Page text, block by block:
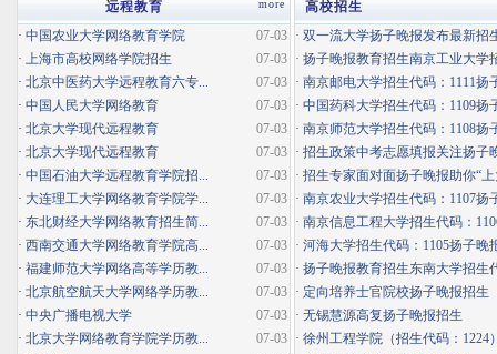
高校招生
· 双一流大学扬子晚报发布最新招
· 扬子晚报教育招生南京工业大学
· 南京邮电大学招生代码：1111扬
· 中国药科大学招生代码：1109扬
· 南京师范大学招生代码：1108扬
· 招生政策中考志愿填报关注扬子
· 招生专家面对面扬子晚报助你“上
· 南京农业大学招生代码：1107扬
· 南京信息工程大学招生代码：
· 河海大学招生代码：1105扬子晚
· 扬子晚报教育招生东南大学招生
· 定向培养士官院校扬子晚报招生
· 无锡慧源高复扬子晚报招生
· 徐州工程学院（招生代码：1224
more
远程教育
07-03
· 中国农业大学网络教育学院
07-03
· 上海市高校网络学院招生
07-03
· 北京中医药大学远程教育六专...
07-03
· 中国人民大学网络教育
07-03
· 北京大学现代远程教育
07-03
· 北京大学现代远程教育
07-03
· 中国石油大学远程教育学院招...
07-03
· 大连理工大学网络教育学院学...
07-03
· 东北财经大学网络教育招生简...
07-03
· 西南交通大学网络教育学院高...
07-03
· 福建师范大学网络高等学历教...
07-03
· 北京航空航天大学网络学历教...
07-03
· 中央广播电视大学
07-03
· 北京大学网络教育学院学历教...